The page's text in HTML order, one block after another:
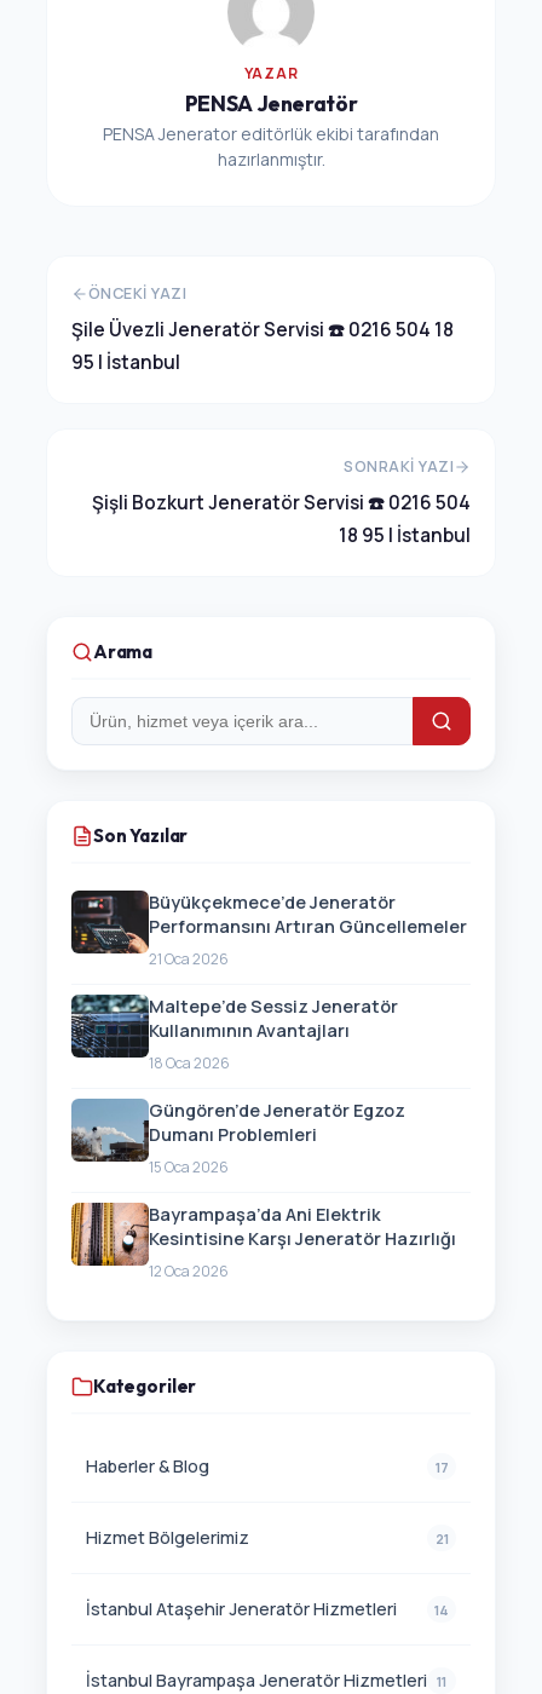
YAZAR
PENSA Jeneratör
PENSA Jenerator editörlük ekibi tarafından
hazırlanmıştır.
ÖNCEKI YAZI
Şile Üvezli Jeneratör Servisi ☎️ 0216 504 18
95 | İstanbul
SONRAKI YAZI
Şişli Bozkurt Jeneratör Servisi ☎️ 0216 504
18 95 | İstanbul
Arama
Arama:
Son Yazılar
Büyükçekmece’de Jeneratör
Performansını Artıran Güncellemeler
21 Oca 2026
Maltepe’de Sessiz Jeneratör
Kullanımının Avantajları
18 Oca 2026
Güngören’de Jeneratör Egzoz
Dumanı Problemleri
15 Oca 2026
Bayrampaşa’da Ani Elektrik
Kesintisine Karşı Jeneratör Hazırlığı
12 Oca 2026
Kategoriler
Haberler & Blog 17
Hizmet Bölgelerimiz 21
İstanbul Ataşehir Jeneratör Hizmetleri 14
İstanbul Bayrampaşa Jeneratör Hizmetleri 11